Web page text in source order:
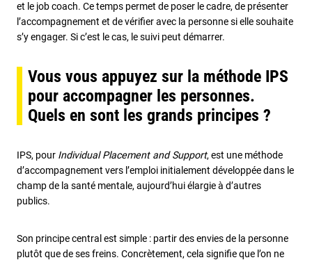
et le job coach. Ce temps permet de poser le cadre, de présenter
l’accompagnement et de vérifier avec la personne si elle souhaite
s’y engager. Si c’est le cas, le suivi peut démarrer.
Vous vous appuyez sur la méthode IPS
pour accompagner les personnes.
Quels en sont les grands principes ?
IPS, pour Individual Placement and Support, est une méthode
d’accompagnement vers l’emploi initialement développée dans le
champ de la santé mentale, aujourd’hui élargie à d’autres
publics.
Son principe central est simple : partir des envies de la personne
plutôt que de ses freins. Concrètement, cela signifie que l’on ne